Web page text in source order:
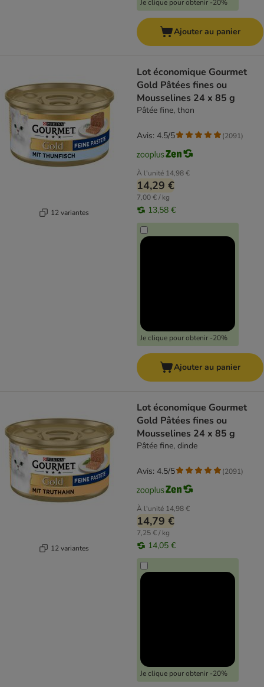
Je clique pour obtenir -20%
Ajouter au panier
12 variantes
Lot économique Gourmet
Gold Pâtées fines ou
Mousselines 24 x 85 g
Pâtée fine, thon
À l'unité 14,98 €
14,29 €
7,00 € / kg
13,58 €
Je clique pour obtenir -20%
Avis: 4.5/5 (2091)
Ajouter au panier
12 variantes
Lot économique Gourmet
Gold Pâtées fines ou
Mousselines 24 x 85 g
Pâtée fine, dinde
À l'unité 14,98 €
14,79 €
7,25 € / kg
14,05 €
Je clique pour obtenir -20%
Avis: 4.5/5 (2091)